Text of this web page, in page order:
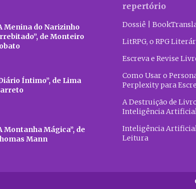
Menina do Narizinho
de Monteiro
Íntimo”, de Lima
Montanha Mágica”, de
Mann
repertório
Dossiê |
LitRPG, o RPG
Escreva e Revise
Como Usar o
Perplexity para
A Destruição de
Inteligência
Inteligência Artificial
Leitura